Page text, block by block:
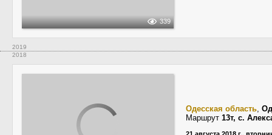
339
2019
2018
Одесская область,
Маршрут 13т, с.